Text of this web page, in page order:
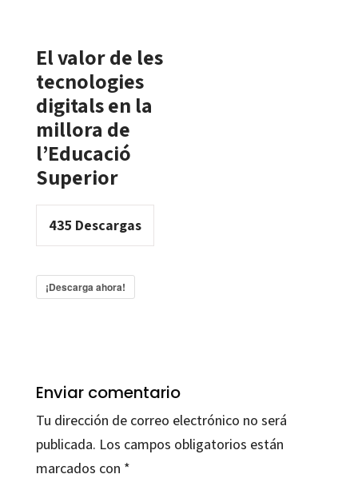
El valor de les
tecnologies
digitals en la
millora de
l’Educació
Superior
435 Descargas
¡Descarga ahora!
Enviar comentario
Tu dirección de correo electrónico no será
publicada. Los campos obligatorios están
marcados con *